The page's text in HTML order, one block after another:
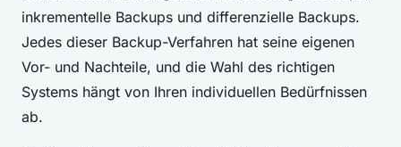
inkrementelle Backups und differenzielle Backups.
Jedes dieser Backup-Verfahren hat seine eigenen
Vor- und Nachteile, und die Wahl des richtigen
Systems hängt von Ihren individuellen Bedürfnissen
ab.